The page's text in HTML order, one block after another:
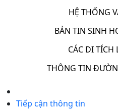
HỆ THỐNG
BẢN TIN SINH
CÁC DI TÍCH
THÔNG TIN
Tiếp cận thông tin